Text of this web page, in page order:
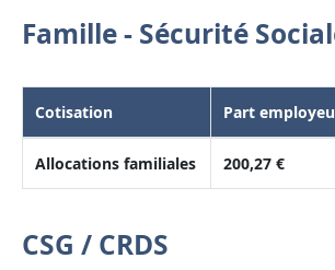
Famille - Sécurité
Cotisation Part
Allocations familiales 200,27 €
CSG / CRDS